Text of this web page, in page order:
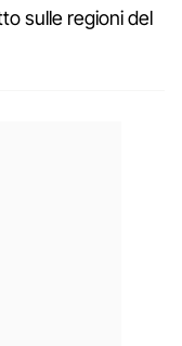
sulle regioni del